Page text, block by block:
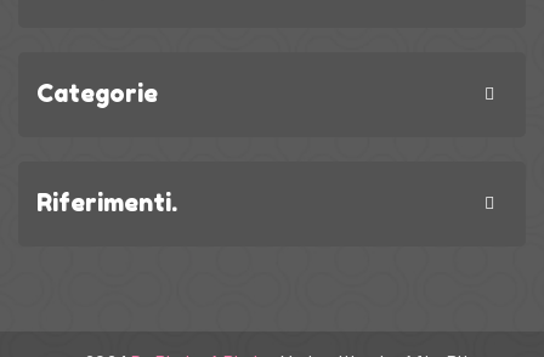
Categorie
Riferimenti.